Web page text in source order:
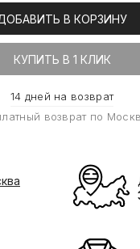
В КОРЗИНУ
КУПИТЬ В 1 КЛИК
14 дней на возврат
возврат по